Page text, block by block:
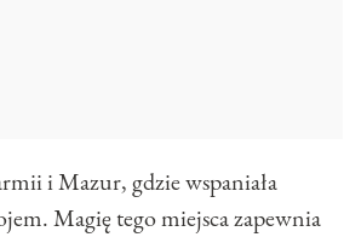
i Mazur, gdzie wspaniała
Magię tego miejsca zapewnia